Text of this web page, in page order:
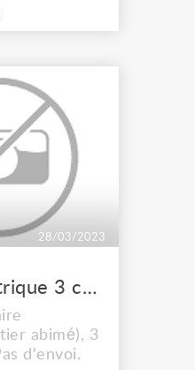
28/03/2023
Boitier électrique 3 circuits
abimé), 3
d'envoi.